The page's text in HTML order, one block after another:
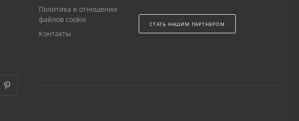
Политика в отношении
файлов cookie
Контакты
СТАТЬ НАШИМ ПАРТНЕРОМ